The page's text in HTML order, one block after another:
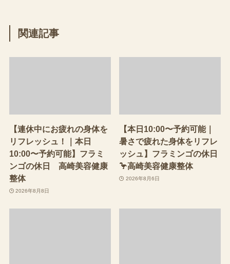
関連記事
【連休中にお疲れの身体を
リフレッシュ！｜本日
10:00〜予約可能】フラミ
ンゴの休日 高崎美容健康
整体
2026年8月8日
【本日10:00〜予約可能｜
暑さで疲れた身体をリフレ
ッシュ】フラミンゴの休日
🦩高崎美容健康整体
2026年8月6日